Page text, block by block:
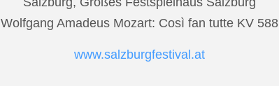
Wolfgang Amadeus Mozart: Così fan tutte KV 588
www.salzburgfestival.at